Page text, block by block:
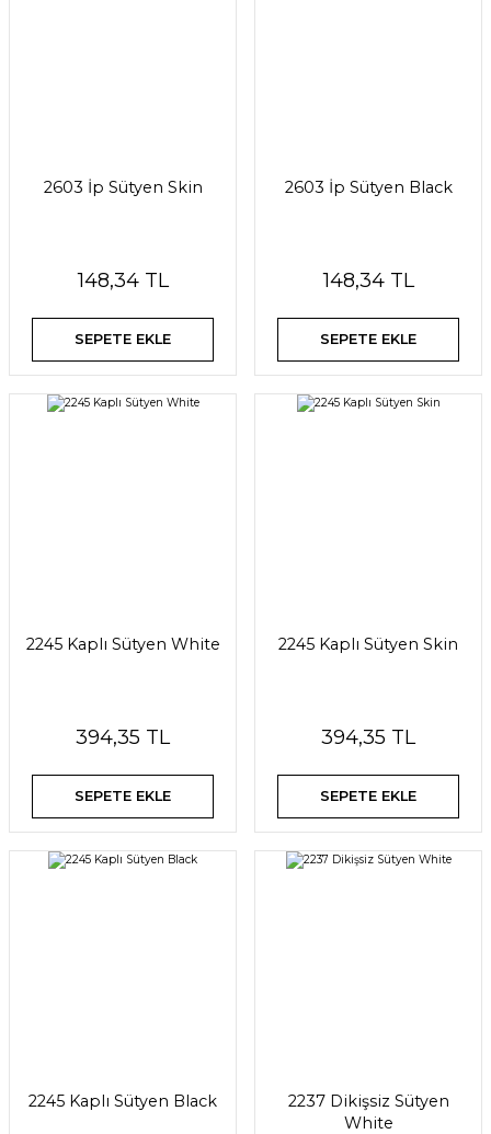
2603 İp Sütyen Skin
148,34 TL
SEPETE EKLE
2603 İp Sütyen Black
148,34 TL
SEPETE EKLE
2245 Kaplı Sütyen White
394,35 TL
SEPETE EKLE
2245 Kaplı Sütyen Skin
394,35 TL
SEPETE EKLE
2245 Kaplı Sütyen Black
2237 Dikişsiz Sütyen
White